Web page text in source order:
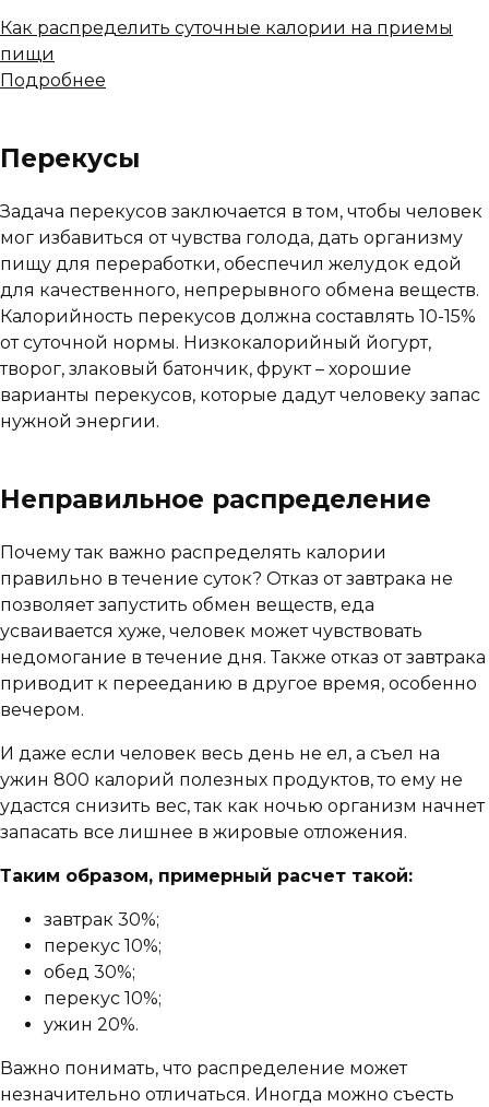
Как распределить суточные калории на приемы
пищи
Подробнее
Перекусы
Задача перекусов заключается в том, чтобы человек
мог избавиться от чувства голода, дать организму
пищу для переработки, обеспечил желудок едой
для качественного, непрерывного обмена веществ.
Калорийность перекусов должна составлять 10-15%
от суточной нормы. Низкокалорийный йогурт,
творог, злаковый батончик, фрукт – хорошие
варианты перекусов, которые дадут человеку запас
нужной энергии.
Неправильное распределение
Почему так важно распределять калории
правильно в течение суток? Отказ от завтрака не
позволяет запустить обмен веществ, еда
усваивается хуже, человек может чувствовать
недомогание в течение дня. Также отказ от завтрака
приводит к перееданию в другое время, особенно
вечером.
И даже если человек весь день не ел, а съел на
ужин 800 калорий полезных продуктов, то ему не
удастся снизить вес, так как ночью организм начнет
запасать все лишнее в жировые отложения.
Таким образом, примерный расчет такой:
завтрак 30%;
перекус 10%;
обед 30%;
перекус 10%;
ужин 20%.
Важно понимать, что распределение может
незначительно отличаться. Иногда можно съесть